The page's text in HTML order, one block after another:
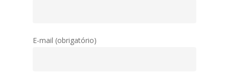
E-mail (obrigatório)